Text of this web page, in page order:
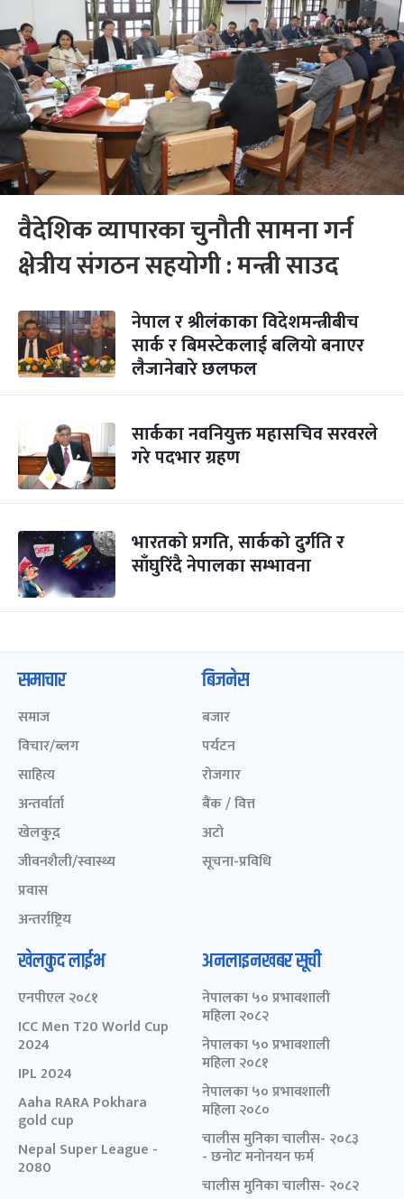
वैदेशिक व्यापारका चुनौती सामना गर्न
क्षेत्रीय संगठन सहयोगी : मन्त्री साउद
नेपाल र श्रीलंकाका विदेशमन्त्रीबीच
सार्क र बिमस्टेकलाई बलियो बनाएर
लैजानेबारे छलफल
सार्कका नवनियुक्त महासचिव सरवरले
गरे पदभार ग्रहण
भारतको प्रगति, सार्कको दुर्गति र
साँघुरिंदै नेपालका सम्भावना
समाचार
समाज
विचार/ब्लग
साहित्य
अन्तर्वार्ता
खेलकुद़़
जीवनशैली/स्वास्थ्य
प्रवास
अन्तर्राष्ट्रिय
बिजनेस
बजार
पर्यटन
रोजगार
बैंक / वित्त
अटो
सूचना-प्रविधि
खेलकुद लाईभ
एनपीएल २०८१
ICC Men T20 World Cup
2024
IPL 2024
Aaha RARA Pokhara
gold cup
Nepal Super League -
2080
अनलाइनखबर सूची
नेपालका ५० प्रभावशाली
महिला २०८२
नेपालका ५० प्रभावशाली
महिला २०८१
नेपालका ५० प्रभावशाली
महिला २०८०
चालीस मुनिका चालीस- २०८३
- छनोट मनोनयन फर्म
चालीस मुनिका चालीस- २०८२